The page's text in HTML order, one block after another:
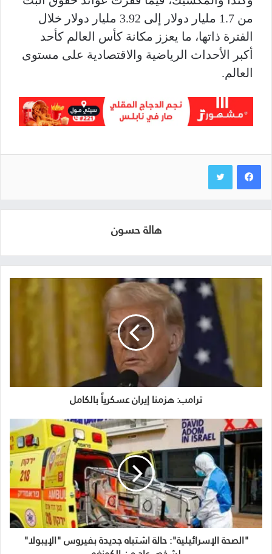
من 1.7 مليار دولار إلى 3.92 مليار دولار خلال
الفترة ذاتها، ما يعزز مكانة كأس العالم كأحد
أكبر الأحداث الرياضية والاقتصادية على مستوى
العالم.
هالة حسون
ترامب: هزمنا إيران عسكرياً بالكامل
"الصحة الإسرائيلية": حالة اشتباه جديدة بفيروس "الإيبولا"